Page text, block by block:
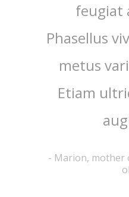
feugiat
Phasellus
metus
Etiam
- Marion, mother